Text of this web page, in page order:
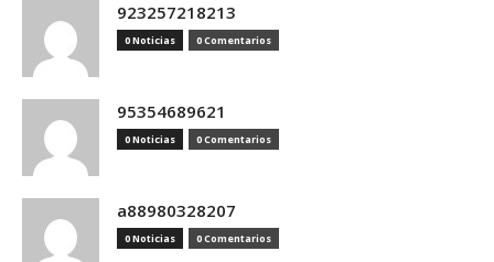
923257218213
0 Noticias 0 Comentarios
95354689621
0 Noticias 0 Comentarios
a88980328207
0 Noticias 0 Comentarios